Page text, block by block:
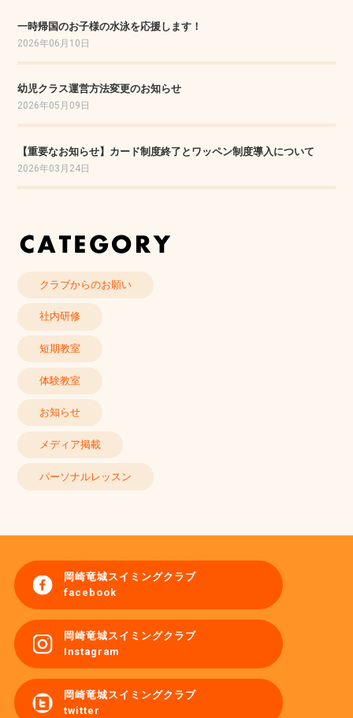
一時帰国のお子様の水泳を応援します！
2026年06月10日
幼児クラス運営方法変更のお知らせ
2026年05月09日
【重要なお知らせ】カード制度終了とワッペン制度導入について
2026年03月24日
クラブからのお願い
社内研修
短期教室
体験教室
お知らせ
メディア掲載
パーソナルレッスン
岡崎竜城スイミングクラブ
facebook
岡崎竜城スイミングクラブ
Instagram
岡崎竜城スイミングクラブ
twitter